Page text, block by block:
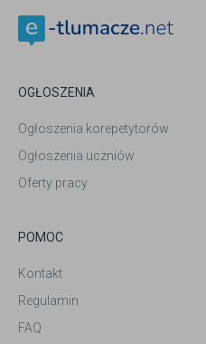
OGŁOSZENIA
Ogłoszenia korepetytorów
Ogłoszenia uczniów
Oferty pracy
POMOC
Kontakt
Regulamin
FAQ